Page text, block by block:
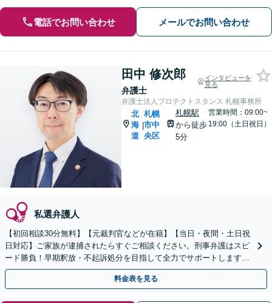
電話でお問い合わせ メールでお問い合わせ
田中 修次郎
弁護士
インタビューを
見る
弁護士法人プロテクトスタンス 札幌事務所
北
海
道
|
札幌
市中
央区
札幌駅
から徒歩
5分
営業時間：09:00~
19:00（土日祝日）
私選弁護人
【初回相談30分無料】【元裁判官などが在籍】【当日・夜間・土日祝
日対応】ご家族が逮捕されたらすぐご相談ください。刑事弁護はスピ
ード勝負！早期釈放・不起訴処分を目指して全力でサポートします。
【スピード対応】
料金表を見る